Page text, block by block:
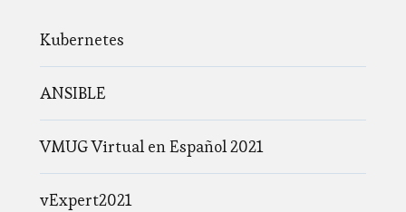
Kubernetes
ANSIBLE
VMUG Virtual en Español 2021
vExpert2021